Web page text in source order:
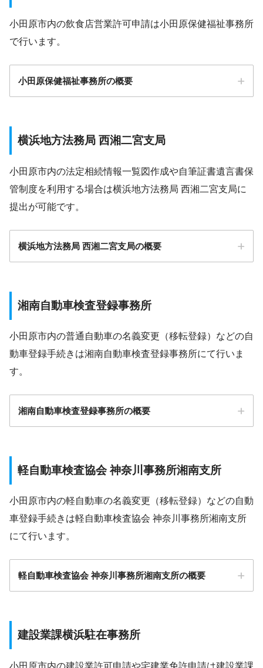
小田原警察署の公式サイト
小田原市内の飲食店営業許可申請は小田原保健福祉事務所
で行います。
小田原保健福祉事務所の概要
横浜地方法務局 西湘二宮支局
小田原市内の法定相続情報一覧図作成や自筆証書遺言書保
管制度を利用する場合は横浜地方法務局 西湘二宮支局に
提出が可能です。
横浜地方法務局 西湘二宮支局の概要
湘南自動車検査登録事務所
小田原市内の普通自動車の名義変更（移転登録）などの自
動車登録手続きは湘南自動車検査登録事務所にて行いま
す。
湘南自動車検査登録事務所の概要
軽自動車検査協会 神奈川事務所湘南支所
小田原市内の軽自動車の名義変更（移転登録）などの自動
車登録手続きは軽自動車検査協会 神奈川事務所湘南支所
にて行います。
軽自動車検査協会 神奈川事務所湘南支所の概要
建設業課横浜駐在事務所
小田原市内の建設業許可申請や宅建業免許申請は建設業課